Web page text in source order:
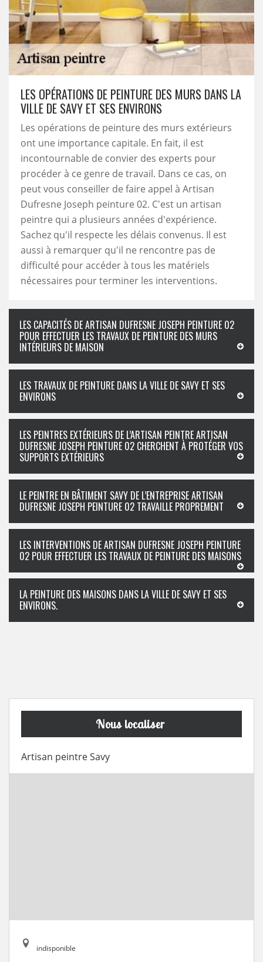
LES OPÉRATIONS DE PEINTURE DES MURS DANS LA
VILLE DE SAVY ET SES ENVIRONS
Les opérations de peinture des murs extérieurs
ont une importance capitale. En fait, il est
incontournable de convier des experts pour
procéder à ce genre de travail. Dans ce cas, on
peut vous conseiller de faire appel à Artisan
Dufresne Joseph peinture 02. C'est un artisan
peintre qui a plusieurs années d'expérience.
Sachez qu'il respecte les délais convenus. Il est
aussi à remarquer qu'il ne rencontre pas de
difficulté pour accéder à tous les matériels
nécessaires pour terminer les interventions.
LES CAPACITÉS DE ARTISAN DUFRESNE JOSEPH PEINTURE 02
POUR EFFECTUER LES TRAVAUX DE PEINTURE DES MURS
INTÉRIEURS DE MAISON
LES TRAVAUX DE PEINTURE DANS LA VILLE DE SAVY ET SES
ENVIRONS
LES PEINTRES EXTÉRIEURS DE L’ARTISAN PEINTRE ARTISAN
DUFRESNE JOSEPH PEINTURE 02 CHERCHENT À PROTÉGER VOS
SUPPORTS EXTÉRIEURS
LE PEINTRE EN BÂTIMENT SAVY DE L’ENTREPRISE ARTISAN
DUFRESNE JOSEPH PEINTURE 02 TRAVAILLE PROPREMENT
LES INTERVENTIONS DE ARTISAN DUFRESNE JOSEPH PEINTURE
02 POUR EFFECTUER LES TRAVAUX DE PEINTURE DES MAISONS
LA PEINTURE DES MAISONS DANS LA VILLE DE SAVY ET SES
ENVIRONS.
Nous localiser
Artisan peintre Savy
indisponible